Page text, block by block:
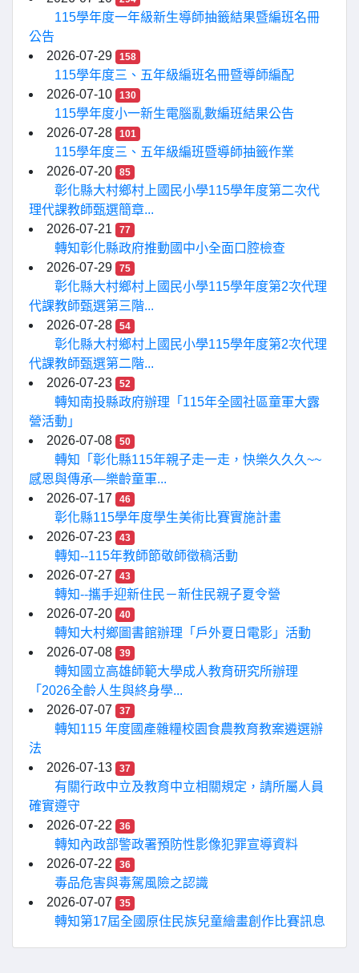
115學年度一年級新生導師抽籤結果暨編班名冊
公告
2026-07-29
158
115學年度三、五年級編班名冊暨導師編配
2026-07-10
130
115學年度小一新生電腦亂數編班結果公告
2026-07-28
101
115學年度三、五年級編班暨導師抽籤作業
2026-07-20
85
彰化縣大村鄉村上國民小學115學年度第二次代
理代課教師甄選簡章...
2026-07-21
77
轉知彰化縣政府推動國中小全面口腔檢查
2026-07-29
75
彰化縣大村鄉村上國民小學115學年度第2次代理
代課教師甄選第三階...
2026-07-28
54
彰化縣大村鄉村上國民小學115學年度第2次代理
代課教師甄選第二階...
2026-07-23
52
轉知南投縣政府辦理「115年全國社區童軍大露
營活動」
2026-07-08
50
轉知「彰化縣115年親子走一走，快樂久久久~~
感恩與傳承—樂齡童軍...
2026-07-17
46
彰化縣115學年度學生美術比賽實施計畫
2026-07-23
43
轉知--115年教師節敬師徵稿活動
2026-07-27
43
轉知--攜手迎新住民－新住民親子夏令營
2026-07-20
40
轉知大村鄉圖書館辦理「戶外夏日電影」活動
2026-07-08
39
轉知國立高雄師範大學成人教育研究所辦理
「2026全齡人生與終身學...
2026-07-07
37
轉知115 年度國產雜糧校園食農教育教案遴選辦
法
2026-07-13
37
有關行政中立及教育中立相關規定，請所屬人員
確實遵守
2026-07-22
36
轉知內政部警政署預防性影像犯罪宣導資料
2026-07-22
36
毒品危害與毒駕風險之認識
2026-07-07
35
轉知第17屆全國原住民族兒童繪畫創作比賽訊息